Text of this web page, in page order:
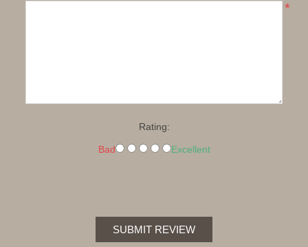
*
Rating:
Bad Excellent
SUBMIT REVIEW